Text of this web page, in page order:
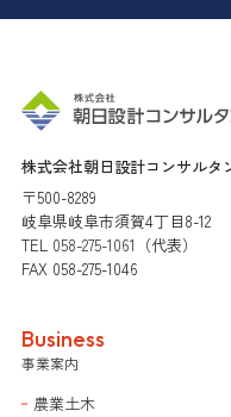
株式会社朝日設計コンサルタ
〒500-8289
岐阜県岐阜市須賀4丁目8-12
TEL 058-275-1061 （代表）
FAX 058-275-1046
Business
事業案内
農業土木